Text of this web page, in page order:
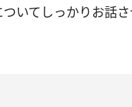
ついてしっかりお話